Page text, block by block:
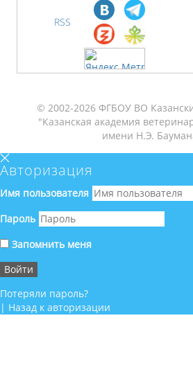
RSS
© 2002-2026 ФГБОУ ВО
"Казанская академия
имени Н.Э.
Авторизация
Имя пользователя
Пароль
Запомнить меня
Потеряли пароль?
| Назад к авторизации